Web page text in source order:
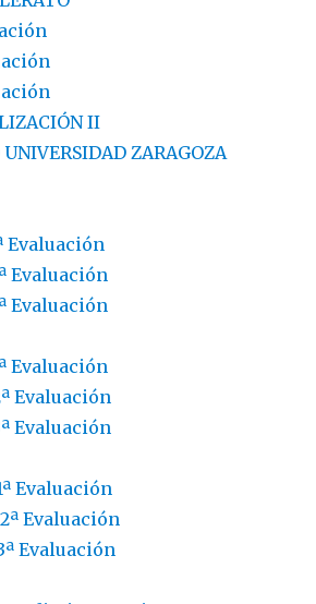
II
UNIVERSIDAD ZARAGOZA
Evaluación
Evaluación
Evaluación
Evaluación
Evaluación
Evaluación
Evaluación
2ª Evaluación
Evaluación